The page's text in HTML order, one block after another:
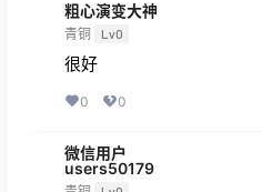
粗心演变大神
青铜 Lv0
很好
0 0
微信用户
users50179